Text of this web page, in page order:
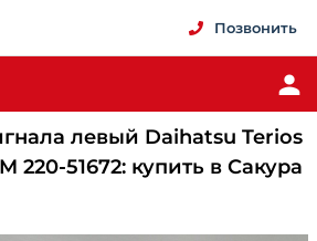
Позвонить
левый Daihatsu Terios
220-51672: купить в Сакура